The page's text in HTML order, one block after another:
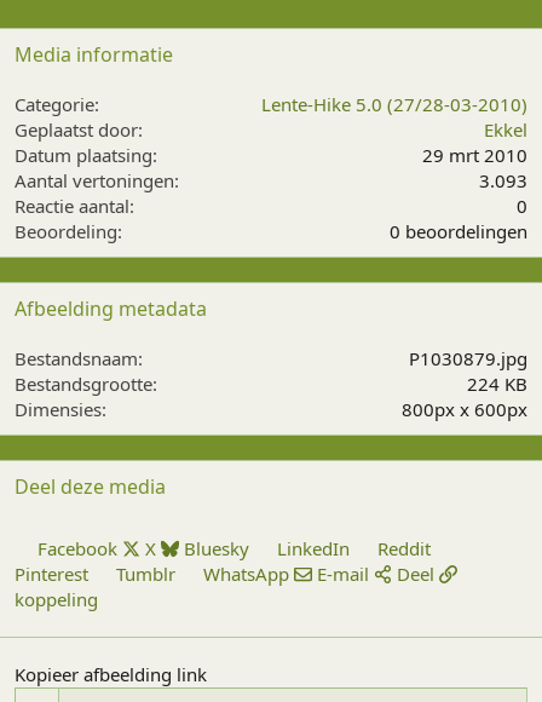
Media informatie
Categorie
Lente-Hike 5.0 (27/28-03-2010)
Geplaatst door
Ekkel
Datum plaatsing
29 mrt 2010
Aantal vertoningen
3.093
Reactie aantal
0
Beoordeling
0
,
0
(
r
0 beoordelingen
Afbeelding metadata
Bestandsnaam
P1030879.jpg
Bestandsgrootte
224 KB
Dimensies
800px x 600px
Deel deze media
Facebook X Bluesky LinkedIn
Reddit
Pinterest
Tumblr WhatsApp E-mail
Deel
koppeling
Kopieer afbeelding link